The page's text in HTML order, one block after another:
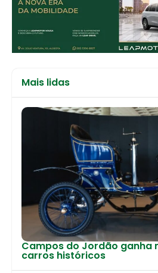
Mais lidas
Campos do Jordão ganha
carros históricos